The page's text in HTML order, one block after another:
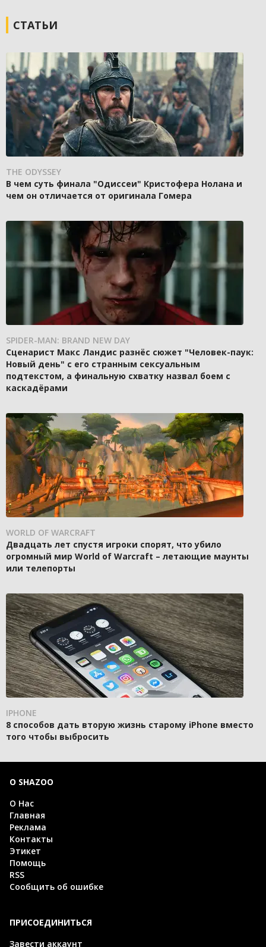
СТАТЬИ
THE ODYSSEY
В чем суть финала "Одиссеи" Кристофера Нолана и
чем он отличается от оригинала Гомера
SPIDER-MAN: BRAND NEW DAY
Сценарист Макс Ландис разнёс сюжет "Человек-паук:
Новый день" с его странным сексуальным
подтекстом, а финальную схватку назвал боем с
каскадёрами
WORLD OF WARCRAFT
Двадцать лет спустя игроки спорят, что убило
огромный мир World of Warcraft – летающие маунты
или телепорты
IPHONE
8 способов дать вторую жизнь старому iPhone вместо
того чтобы выбросить
О SHAZOO
О Нас
Главная
Реклама
Контакты
Этикет
Помощь
RSS
Сообщить об ошибке
ПРИСОЕДИНИТЬСЯ
Завести аккаунт